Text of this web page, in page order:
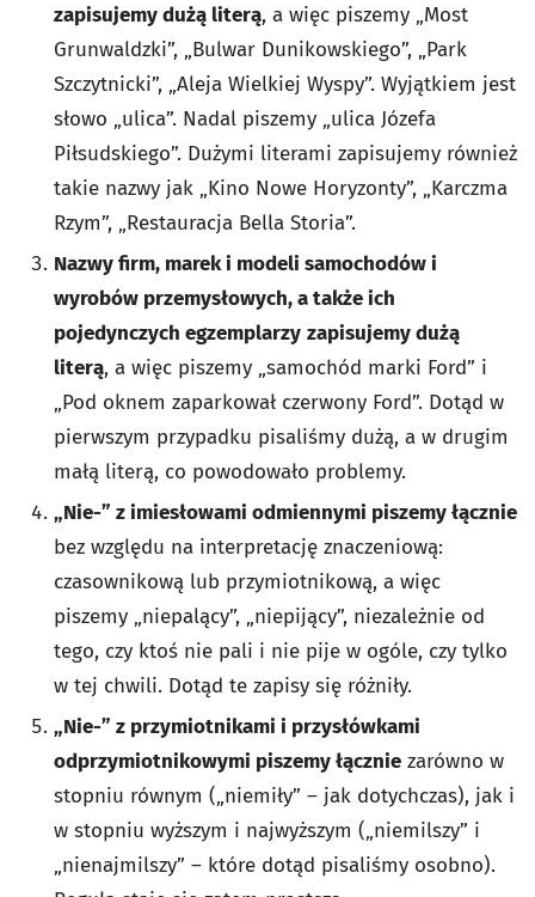
zapisujemy dużą literą, a więc piszemy „Most
Grunwaldzki”, „Bulwar Dunikowskiego”, „Park
Szczytnicki”, „Aleja Wielkiej Wyspy”. Wyjątkiem jest
słowo „ulica”. Nadal piszemy „ulica Józefa
Piłsudskiego”. Dużymi literami zapisujemy również
takie nazwy jak „Kino Nowe Horyzonty”, „Karczma
Rzym”, „Restauracja Bella Storia”.
Nazwy firm, marek i modeli samochodów i
wyrobów przemysłowych, a także ich
pojedynczych egzemplarzy zapisujemy dużą
literą, a więc piszemy „samochód marki Ford” i
„Pod oknem zaparkował czerwony Ford”. Dotąd w
pierwszym przypadku pisaliśmy dużą, a w drugim
małą literą, co powodowało problemy.
„Nie-” z imiesłowami odmiennymi piszemy łącznie
bez względu na interpretację znaczeniową:
czasownikową lub przymiotnikową, a więc
piszemy „niepalący”, „niepijący”, niezależnie od
tego, czy ktoś nie pali i nie pije w ogóle, czy tylko
w tej chwili. Dotąd te zapisy się różniły.
„Nie-” z przymiotnikami i przysłówkami
odprzymiotnikowymi piszemy łącznie zarówno w
stopniu równym („niemiły” – jak dotychczas), jak i
w stopniu wyższym i najwyższym („niemilszy” i
„nienajmilszy” – które dotąd pisaliśmy osobno).